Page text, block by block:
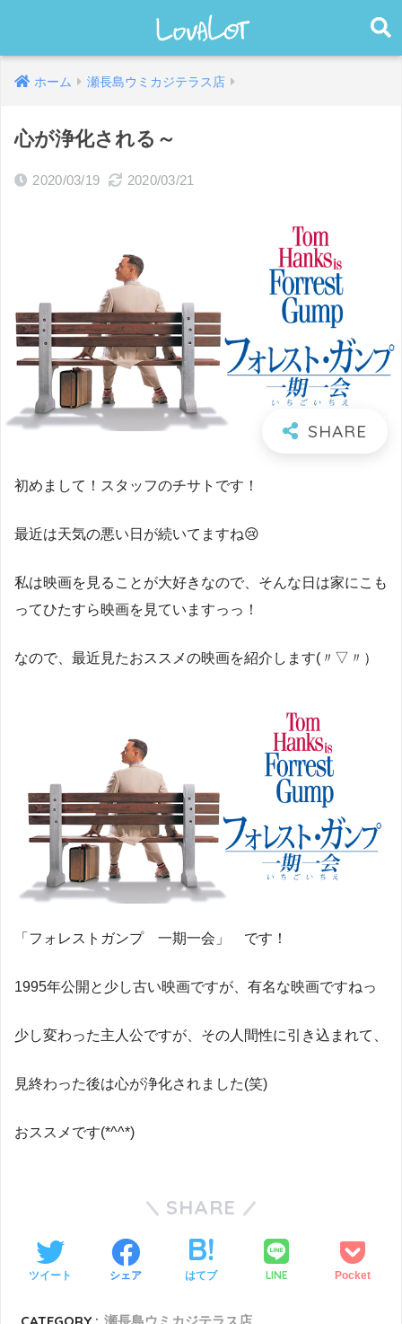
ホーム 瀬長島ウミカジテラス店
心が浄化される～
2020/03/19 2020/03/21
初めまして！スタッフのチサトです！
最近は天気の悪い日が続いてますね😢
私は映画を見ることが大好きなので、そんな日は家にこも
ってひたすら映画を見ていますっっ！
なので、最近見たおススメの映画を紹介します(〃▽〃）
「フォレストガンプ 一期一会」 です！
1995年公開と少し古い映画ですが、有名な映画ですねっ
少し変わった主人公ですが、その人間性に引き込まれて、
見終わった後は心が浄化されました(笑)
おススメです(*^^*)
SHARE
ツイート シェア はてブ LINE Pocket